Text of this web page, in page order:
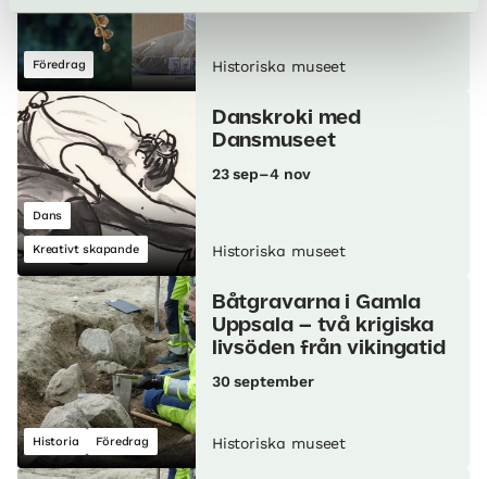
Föredrag Historiska museet
Dans
Kreativt skapande
Danskroki med
Dansmuseet
23 sep–4 nov
Historiska museet
Historia Föredrag
Båtgravarna i Gamla
Uppsala – två krigiska
livsöden från vikingatid
30 september
Historiska museet